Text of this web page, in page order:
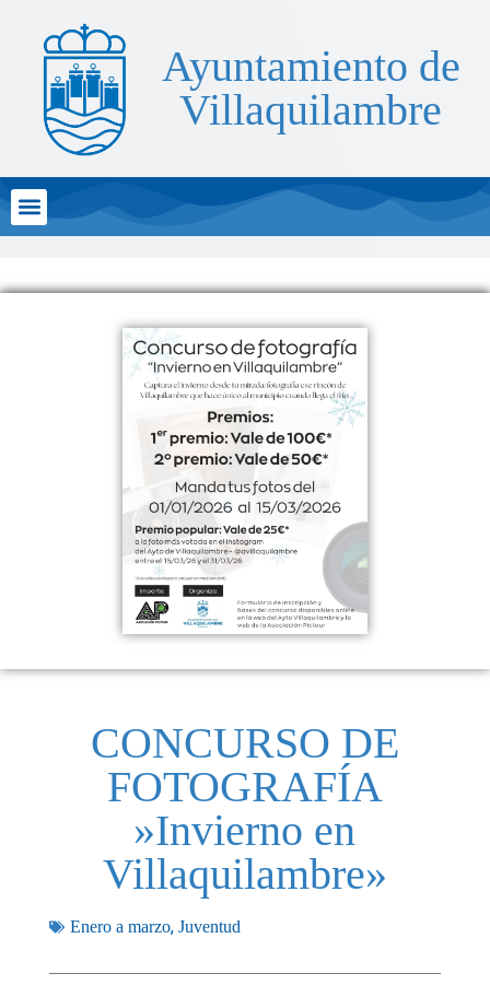
Ayuntamiento de
Villaquilambre
CONCURSO DE
FOTOGRAFÍA
»Invierno en
Villaquilambre»
Enero a marzo, Juventud